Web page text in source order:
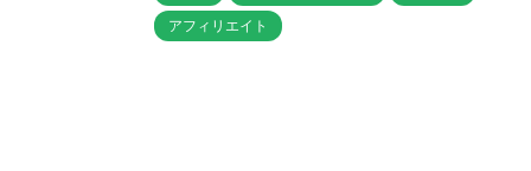
アフィリエイト